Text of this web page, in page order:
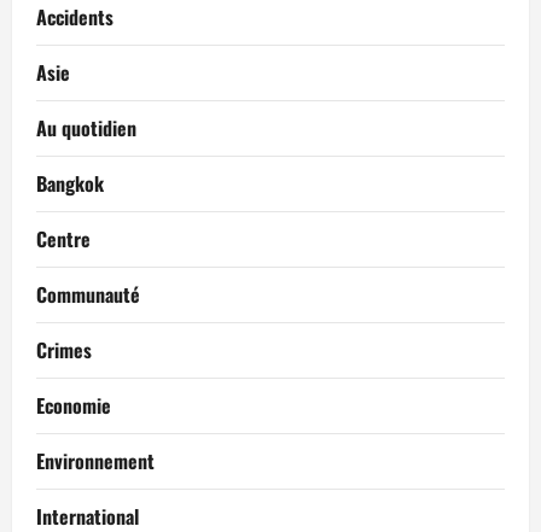
Accidents
Asie
Au quotidien
Bangkok
Centre
Communauté
Crimes
Economie
Environnement
International